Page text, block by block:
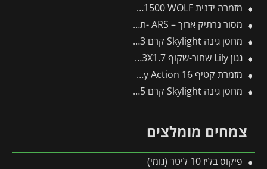
מזמרה ידנית by-pass indoor RR1500 WOLF
מסור נרתיק ארוך – ARS -תבור
מחסן גינה Skylight קרם 1.9X2.3 מבית פלרם – קנופיה
גגון Lily שחור-שקוף 1.3X1.7 בעיצוב רטרו מבית פלרם – Canopia
מזמרת קטיף 16 Easy Action ס"מ פיסקארס
מחסן גינה Skylight קרם 1.9X1.5 מבית פלרם – קנופיה
צמחים מומלצים
פיקוס בליז 10 ליטר (גומי)